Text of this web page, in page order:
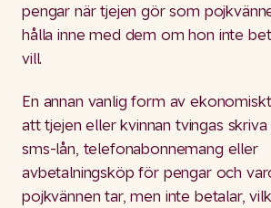
pengar när tjejen gör som
hålla inne med dem om hon inte
vill.
En annan vanlig form av
att tjejen eller kvinnan tvingas skriva
sms-lån, telefonabonnemang eller
avbetalningsköp för pengar och
pojkvännen tar, men inte betalar,